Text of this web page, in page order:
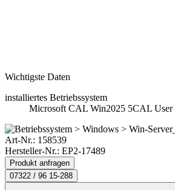
Wichtigste Daten
installiertes Betriebssystem
Microsoft CAL Win2025 5CAL User
Art-Nr.: 158539
Hersteller-Nr.: EP2-17489
Produkt anfragen
07322 / 96 15-288